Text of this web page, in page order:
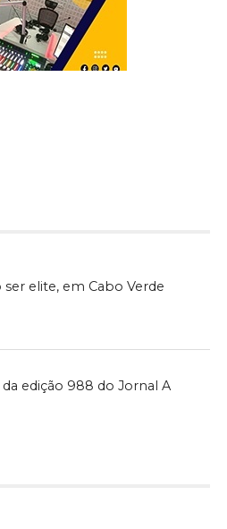
ser elite, em Cabo Verde
da edição 988 do Jornal A